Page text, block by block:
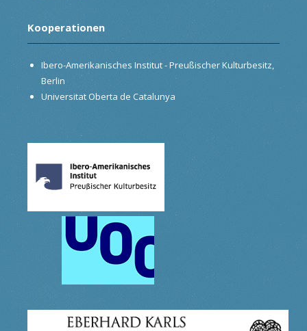
Kooperationen
Ibero-Amerikanisches Institut - Preußischer Kulturbesitz,
Berlin
Universitat Oberta de Catalunya